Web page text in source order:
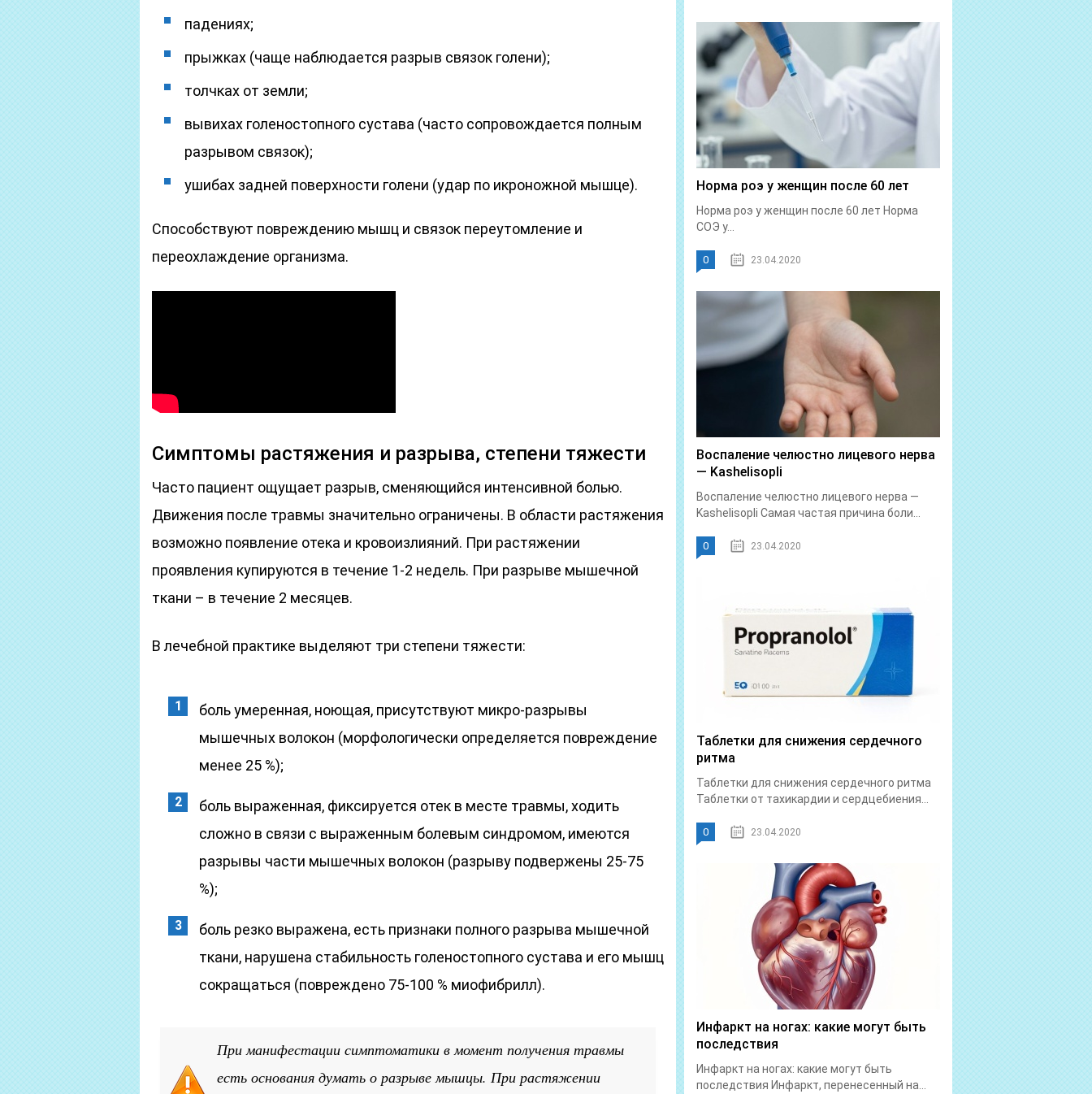
падениях;
прыжках (чаще наблюдается разрыв связок голени);
толчках от земли;
вывихах голеностопного сустава (часто сопровождается полным
разрывом связок);
ушибах задней поверхности голени (удар по икроножной мышце).
Способствуют повреждению мышц и связок переутомление и
переохлаждение организма.
Симптомы растяжения и разрыва, степени тяжести
Часто пациент ощущает разрыв, сменяющийся интенсивной болью.
Движения после травмы значительно ограничены. В области растяжения
возможно появление отека и кровоизлияний. При растяжении
проявления купируются в течение 1-2 недель. При разрыве мышечной
ткани – в течение 2 месяцев.
В лечебной практике выделяют три степени тяжести:
боль умеренная, ноющая, присутствуют микро-разрывы
мышечных волокон (морфологически определяется повреждение
менее 25 %);
боль выраженная, фиксируется отек в месте травмы, ходить
сложно в связи с выраженным болевым синдромом, имеются
разрывы части мышечных волокон (разрыву подвержены 25-75
%);
боль резко выражена, есть признаки полного разрыва мышечной
ткани, нарушена стабильность голеностопного сустава и его мышц
сокращаться (повреждено 75-100 % миофибрилл).
При манифестации симптоматики в момент получения травмы
есть основания думать о разрыве мышцы. При растяжении
Норма роэ у женщин после 60 лет
Норма роэ у женщин после 60 лет Норма
СОЭ у...
0 23.04.2020
Воспаление челюстно лицевого нерва
— Kashelisopli
Воспаление челюстно лицевого нерва —
Kashelisopli Самая частая причина боли...
0 23.04.2020
Таблетки для снижения сердечного
ритма
Таблетки для снижения сердечного ритма
Таблетки от тахикардии и сердцебиения...
0 23.04.2020
Инфаркт на ногах: какие могут быть
последствия
Инфаркт на ногах: какие могут быть
последствия Инфаркт, перенесенный на...